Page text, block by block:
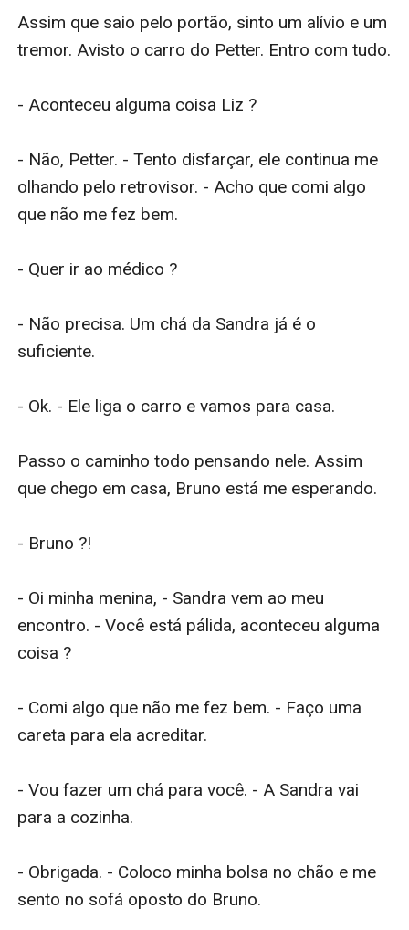
Assim que saio pelo portão, sinto um alívio e um
tremor. Avisto o carro do Petter. Entro com tudo.
- Aconteceu alguma coisa Liz ?
- Não, Petter. - Tento disfarçar, ele continua me
olhando pelo retrovisor. - Acho que comi algo
que não me fez bem.
- Quer ir ao médico ?
- Não precisa. Um chá da Sandra já é o
suficiente.
- Ok. - Ele liga o carro e vamos para casa.
Passo o caminho todo pensando nele. Assim
que chego em casa, Bruno está me esperando.
- Bruno ?!
- Oi minha menina, - Sandra vem ao meu
encontro. - Você está pálida, aconteceu alguma
coisa ?
- Comi algo que não me fez bem. - Faço uma
careta para ela acreditar.
- Vou fazer um chá para você. - A Sandra vai
para a cozinha.
- Obrigada. - Coloco minha bolsa no chão e me
sento no sofá oposto do Bruno.